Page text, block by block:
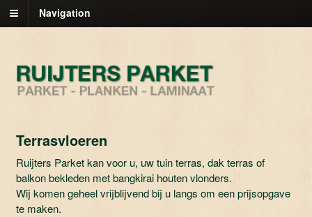
Navigation
Terrasvloeren
Ruijters Parket kan voor u, uw tuin terras, dak terras of
balkon bekleden met bangkirai houten vlonders.
Wij komen geheel vrijblijvend bij u langs om een prijsopgave
te maken.